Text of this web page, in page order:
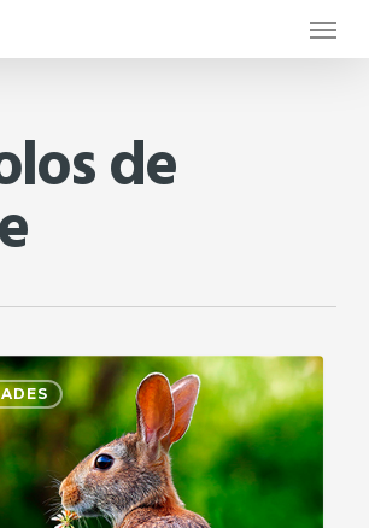
Menu
de
0